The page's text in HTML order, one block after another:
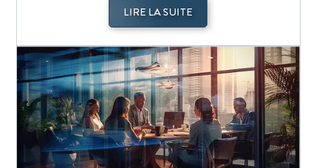
LIRE LA SUITE